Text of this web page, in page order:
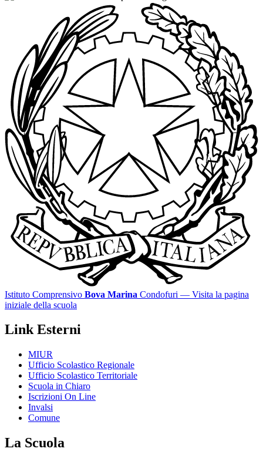
Istituto Comprensivo Bova Marina Condofuri — Visita la pagina
iniziale della scuola
Link Esterni
MIUR
Ufficio Scolastico Regionale
Ufficio Scolastico Territoriale
Scuola in Chiaro
Iscrizioni On Line
Invalsi
Comune
La Scuola